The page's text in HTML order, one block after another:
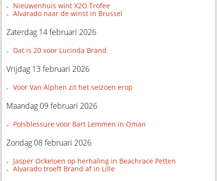
Nieuwenhuis wint X2O Trofee
Alvarado naar de winst in Brussel
Zaterdag 14 februari 2026
Dat is 20 voor Lucinda Brand
Vrijdag 13 februari 2026
Voor Van Alphen zit het seizoen erop
Maandag 09 februari 2026
Polsblessure voor Bart Lemmen in Oman
Zondag 08 februari 2026
Jasper Ockeloen op herhaling in Beachrace Petten
Alvarado troeft Brand af in Lille